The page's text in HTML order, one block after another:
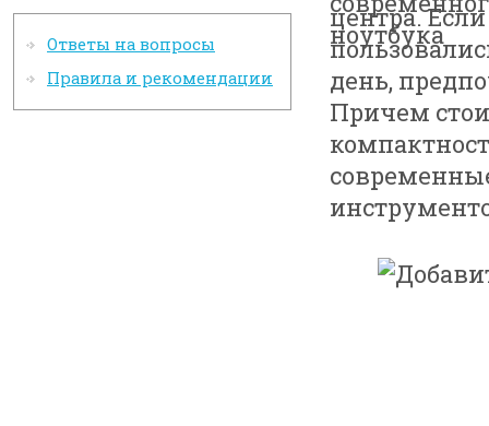
центра.
день,
Причем
Ответы на вопросы
Правила и рекомендации